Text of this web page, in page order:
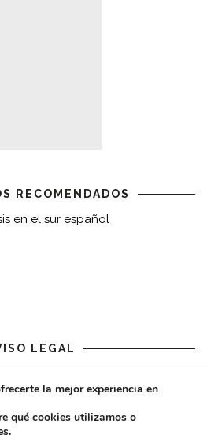
RECOMENDADOS
en el sur español
LEGAL
la mejor experiencia en
qué cookies utilizamos o
.